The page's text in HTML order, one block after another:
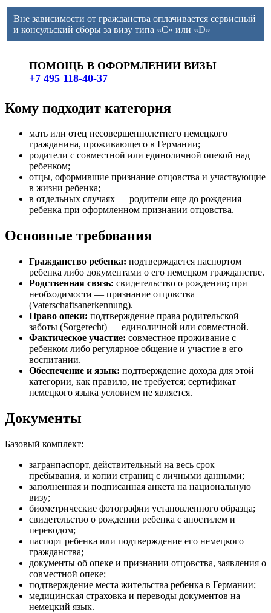
Вне зависимости от гражданства оплачивается сервисный
и консульский сборы за визу типа «C» или «D»
ПОМОЩЬ В ОФОРМЛЕНИИ ВИЗЫ
+7 495 118-40-37
Кому подходит категория
мать или отец несовершеннолетнего немецкого
гражданина, проживающего в Германии;
родители с совместной или единоличной опекой над
ребенком;
отцы, оформившие признание отцовства и участвующие
в жизни ребенка;
в отдельных случаях — родители еще до рождения
ребенка при оформленном признании отцовства.
Основные требования
Гражданство ребенка: подтверждается паспортом
ребенка либо документами о его немецком гражданстве.
Родственная связь: свидетельство о рождении; при
необходимости — признание отцовства
(Vaterschaftsanerkennung).
Право опеки: подтверждение права родительской
заботы (Sorgerecht) — единоличной или совместной.
Фактическое участие: совместное проживание с
ребенком либо регулярное общение и участие в его
воспитании.
Обеспечение и язык: подтверждение дохода для этой
категории, как правило, не требуется; сертификат
немецкого языка условием не является.
Документы
Базовый комплект:
загранпаспорт, действительный на весь срок
пребывания, и копии страниц с личными данными;
заполненная и подписанная анкета на национальную
визу;
биометрические фотографии установленного образца;
свидетельство о рождении ребенка с апостилем и
переводом;
паспорт ребенка или подтверждение его немецкого
гражданства;
документы об опеке и признании отцовства, заявления о
совместной опеке;
подтверждение места жительства ребенка в Германии;
медицинская страховка и переводы документов на
немецкий язык.